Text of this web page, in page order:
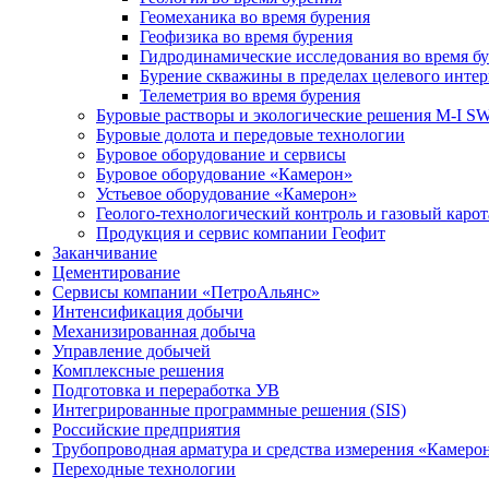
Геомеханика во время бурения
Геофизика во время бурения
Гидродинамические исследования во время
Бурение скважины в пределах целевого
Телеметрия во время бурения
Буровые растворы и экологические решения M-I
Буровые долота и передовые технологии
Буровое оборудование и сервисы
Буровое оборудование «Камерон»
Устьевое оборудование «Камерон»
Геолого-технологический контроль и газовый
Продукция и сервис компании Геофит
Заканчивание
Цементирование
Сервисы компании «ПетроАльянс»
Интенсификация добычи
Механизированная добыча
Управление добычей
Комплексные решения
Подготовка и переработка УВ
Интегрированные программные решения (SIS)
Российские предприятия
Трубопроводная арматура и средства измерения
Переходные технологии